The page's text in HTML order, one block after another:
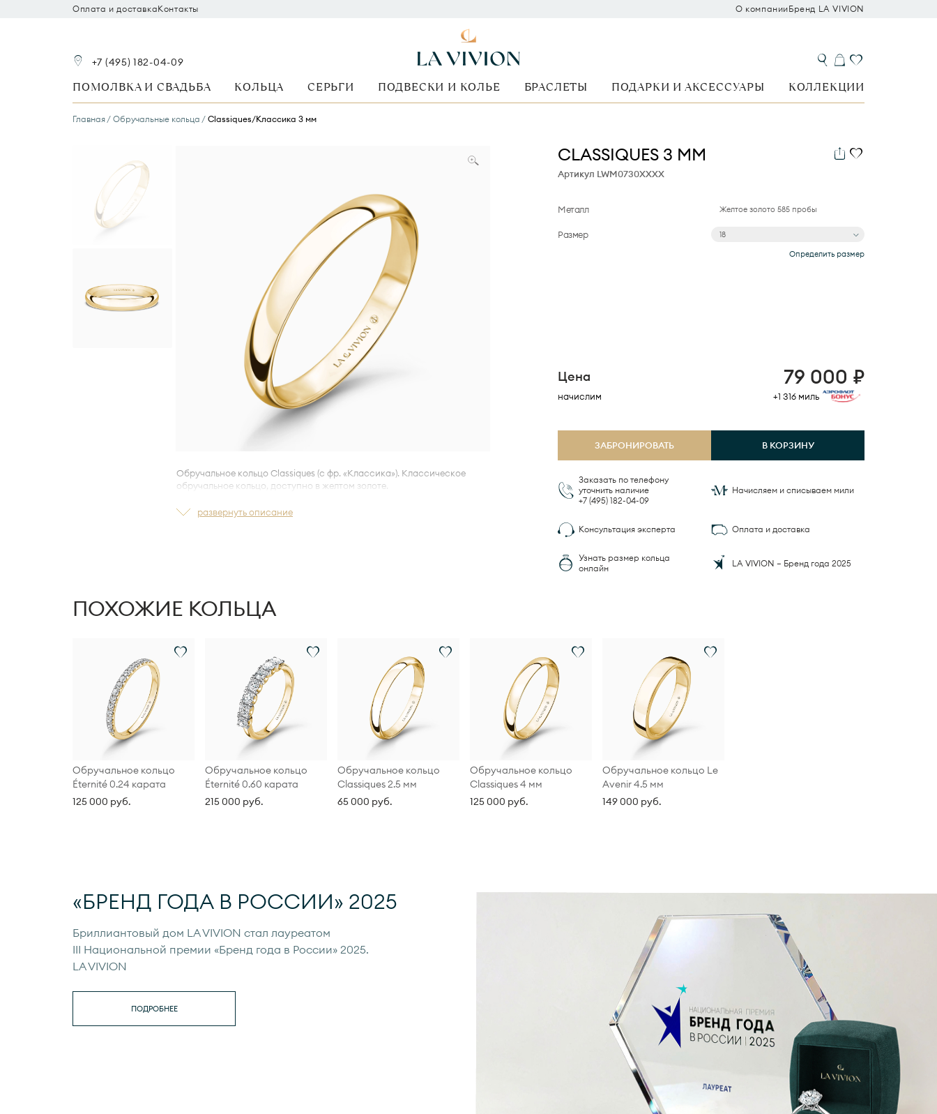
Оплата и доставкаКонтакты О компанииБренд LA VIVION
+7 (495) 182-04-09
ПОМОЛВКА И СВАДЬБА КОЛЬЦА СЕРЬГИ ПОДВЕСКИ И КОЛЬЕ БРАСЛЕТЫ ПОДАРКИ И АКСЕССУАРЫ КОЛЛЕКЦИИ
Главная Обручальные кольца Classiques/Классика 3 мм
Обручальное кольцо Classiques (с фр. «Классика»). Классическое
обручальное кольцо, доступно в желтом золоте.
Ширина кольца 3 мм.
развернуть описание
CLASSIQUES 3 ММ
Артикул LWM0730XXXX
Металл Желтое золото 585 пробы
Размер
18
Определить размер
Цена 79 000 ₽
начислим +1 316 миль
ЗАБРОНИРОВАТЬ В КОРЗИНУ
Заказать по телефону
+7 (495) 182-04-09
Начисляем и списываем мили
Консультация эксперта Оплата и доставка
Узнать размер кольца
онлайн
LA VIVION — Бренд года 2025
ПОХОЖИЕ КОЛЬЦА
Обручальное кольцо
Éternité 0.24 карата
125 000 руб.
Обручальное кольцо
Éternité 0.60 карата
215 000 руб.
Обручальное кольцо
Classiques 2.5 мм
65 000 руб.
Обручальное кольцо
Classiques 4 мм
125 000 руб.
Обручальное кольцо Le
Avenir 4.5 мм
149 000 руб.
«БРЕНД ГОДА В РОССИИ» 2025
Бриллиантовый дом LA VIVION стал лауреатом
III Национальной премии «Бренд года в России» 2025.
LA VIVION
ПОДРОБНЕЕ